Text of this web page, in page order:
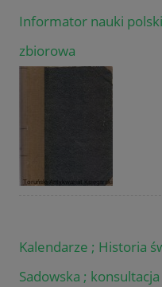
Informator nauki
zbiorowa
Kalendarze ; Historia
Sadowska ;